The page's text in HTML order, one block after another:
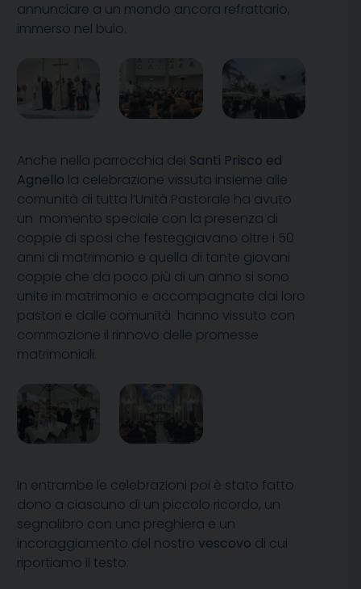
annunciare a un mondo ancora refrattario,
immerso nel buio.
Anche nella parrocchia dei Santi Prisco ed
Agnello la celebrazione vissuta insieme alle
comunità di tutta l’Unità Pastorale ha avuto
un momento speciale con la presenza di
coppie di sposi che festeggiavano oltre i 50
anni di matrimonio e quella di tante giovani
coppie che da poco più di un anno si sono
unite in matrimonio e accompagnate dai loro
pastori e dalle comunità hanno vissuto con
commozione il rinnovo delle promesse
matrimoniali.
In entrambe le celebrazioni poi è stato fatto
dono a ciascuno di un piccolo ricordo, un
segnalibro con una preghiera e un
incoraggiamento del nostro vescovo di cui
riportiamo il testo: